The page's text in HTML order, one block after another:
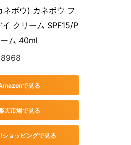
ネボウ) カネボウ フ
イ クリーム SPF15/P
ム 40ml
で見る
天市場で見る
ショッピングで見る